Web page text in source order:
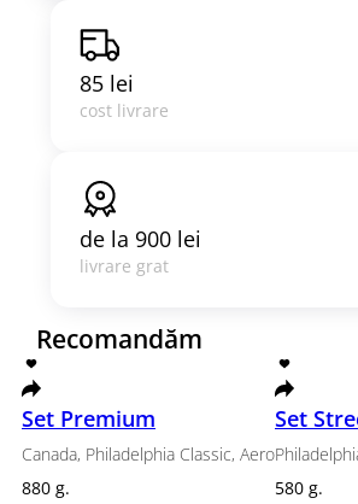
85 lei
cost livrare
de la 900 lei
livrare grat
RecomandămPopular
Băuturi răcoritoare
Recomandăm
Set Premium